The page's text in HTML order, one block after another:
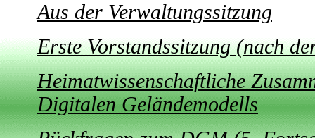
Aus der Verwaltungssitzung
Erste Vorstandssitzung (nach
Heimatwissenschaftliche
Digitalen Geländemodells